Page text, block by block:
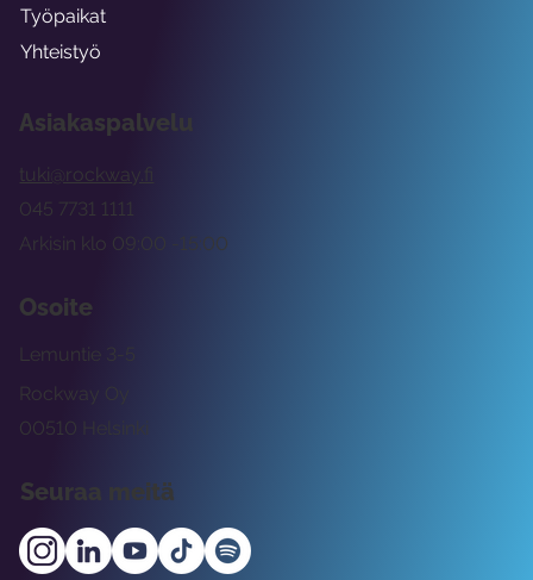
Asiakaspalvelu
tuki@rockway.fi
Arkisin klo 09:00 -15:00
045 7731 1111
Osoite
Rockway Oy
Lemuntie 3-5
00510 Helsinki
Seuraa meitä
Työpaikat
Yhteistyö